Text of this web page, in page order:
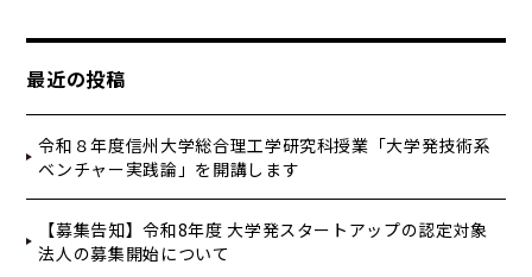
最近の投稿
令和８年度信州大学総合理工学研究科授業「大学発技術系
ベンチャー実践論」を開講します
【募集告知】令和8年度 大学発スタートアップの認定対象
法人の募集開始について